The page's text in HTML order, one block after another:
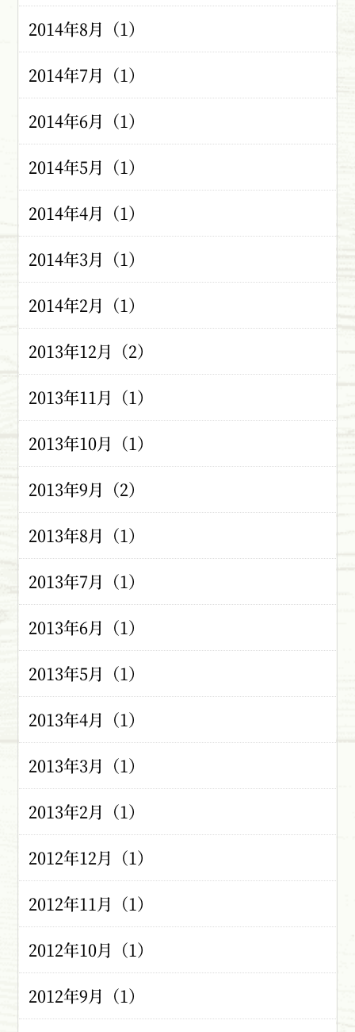
2014年8月（1）
2014年7月（1）
2014年6月（1）
2014年5月（1）
2014年4月（1）
2014年3月（1）
2014年2月（1）
2013年12月（2）
2013年11月（1）
2013年10月（1）
2013年9月（2）
2013年8月（1）
2013年7月（1）
2013年6月（1）
2013年5月（1）
2013年4月（1）
2013年3月（1）
2013年2月（1）
2012年12月（1）
2012年11月（1）
2012年10月（1）
2012年9月（1）